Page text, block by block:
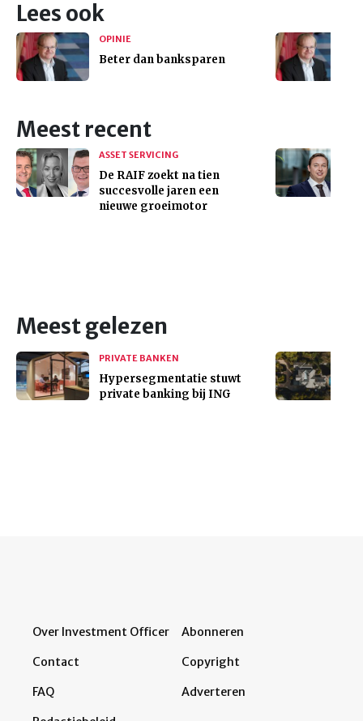
Lees ook
OPINIE
Beter dan banksparen
Meest recent
ASSET SERVICING
De RAIF zoekt na tien
succesvolle jaren een
nieuwe groeimotor
Meest gelezen
PRIVATE BANKEN
Hypersegmentatie stuwt
private banking bij ING
Over Investment Officer
Contact
FAQ
Abonneren
Copyright
Adverteren